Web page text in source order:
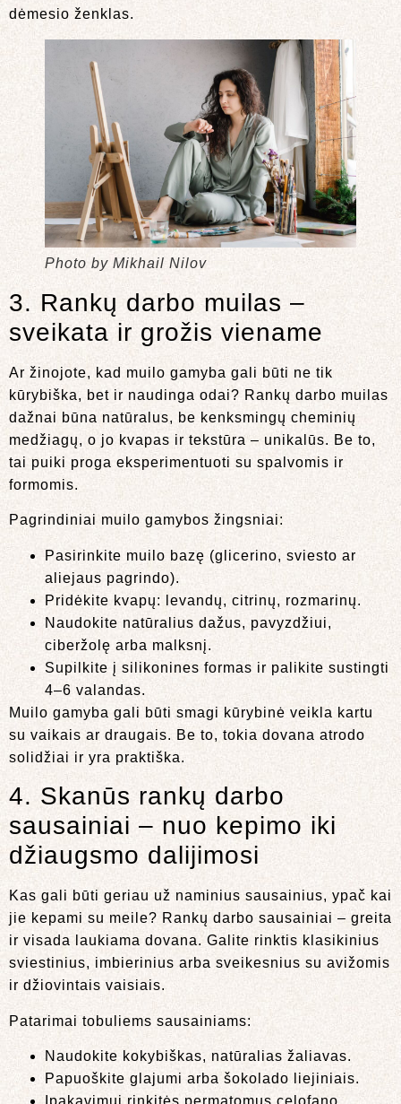
dėmesio ženklas.
Photo by Mikhail Nilov
3. Rankų darbo muilas –
sveikata ir grožis viename
Ar žinojote, kad muilo gamyba gali būti ne tik
kūrybiška, bet ir naudinga odai? Rankų darbo muilas
dažnai būna natūralus, be kenksmingų cheminių
medžiagų, o jo kvapas ir tekstūra – unikalūs. Be to,
tai puiki proga eksperimentuoti su spalvomis ir
formomis.
Pagrindiniai muilo gamybos žingsniai:
Pasirinkite muilo bazę (glicerino, sviesto ar
aliejaus pagrindo).
Pridėkite kvapų: levandų, citrinų, rozmarinų.
Naudokite natūralius dažus, pavyzdžiui,
ciberžolę arba malksnį.
Supilkite į silikonines formas ir palikite sustingti
4–6 valandas.
Muilo gamyba gali būti smagi kūrybinė veikla kartu
su vaikais ar draugais. Be to, tokia dovana atrodo
solidžiai ir yra praktiška.
4. Skanūs rankų darbo
sausainiai – nuo kepimo iki
džiaugsmo dalijimosi
Kas gali būti geriau už naminius sausainius, ypač kai
jie kepami su meile? Rankų darbo sausainiai – greita
ir visada laukiama dovana. Galite rinktis klasikinius
sviestinius, imbierinius arba sveikesnius su avižomis
ir džiovintais vaisiais.
Patarimai tobuliems sausainiams:
Naudokite kokybiškas, natūralias žaliavas.
Papuoškite glajumi arba šokolado liejiniais.
Įpakavimui rinkitės permatomus celofano